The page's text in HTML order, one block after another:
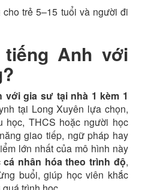
trẻ 5–15 tuổi và người đi
Anh với
với gia sư tại nhà 1 kèm 1
tại Long Xuyên lựa chọn,
học, THCS hoặc người học
giao tiếp, ngữ pháp hay
lớn nhất của mô hình này
cá nhân hóa theo trình độ,
buổi, giúp học viên khắc